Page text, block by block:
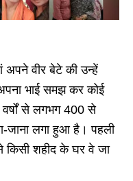
अपने वीर बेटे की उन्हें
भाई समझ कर कोई
वर्षों से लगभग 400 से
जाना लगा हुआ है। पहली
किसी शहीद के घर वे जा